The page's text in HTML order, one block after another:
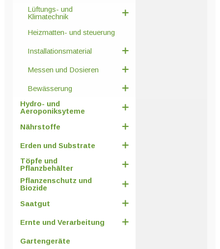
Lüftungs- und
Klimatechnik
Heizmatten- und steuerung
Installationsmaterial
Messen und Dosieren
Bewässerung
Hydro- und
Aeroponiksyteme
Nährstoffe
Erden und Substrate
Töpfe und
Pflanzbehälter
Pflanzenschutz und
Biozide
Saatgut
Ernte und Verarbeitung
Gartengeräte